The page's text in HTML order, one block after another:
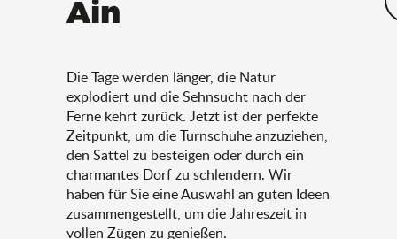
Ain
Die Tage werden länger, die Natur
explodiert und die Sehnsucht nach der
Ferne kehrt zurück. Jetzt ist der perfekte
Zeitpunkt, um die Turnschuhe anzuziehen,
den Sattel zu besteigen oder durch ein
charmantes Dorf zu schlendern. Wir
haben für Sie eine Auswahl an guten Ideen
zusammengestellt, um die Jahreszeit in
vollen Zügen zu genießen.